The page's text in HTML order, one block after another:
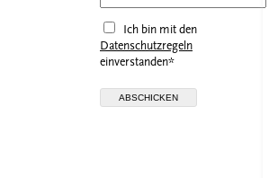
Ich bin mit den
Datenschutzregeln
einverstanden*